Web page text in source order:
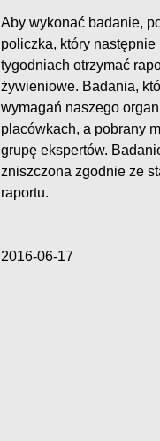
Aby wykonać badanie,
policzka, który
tygodniach otrzymać
żywieniowe. Badania,
wymagań naszego
placówkach, a pobrany
grupę ekspertów.
zniszczona zgodnie ze
raportu.
2016-06-17